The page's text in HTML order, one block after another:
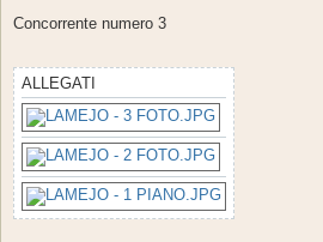
s
g
i
o
Concorrente numero 3
ALLEGATI